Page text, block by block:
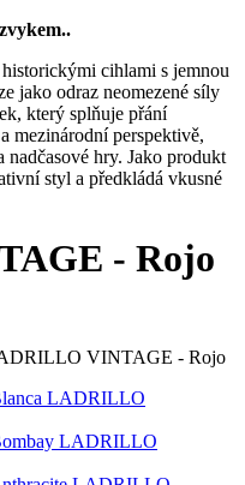
cihlami s jemnou
jako odraz neomezené síly
který splňuje přání
mezinárodní perspektivě,
nadčasové hry. Jako produkt
styl a předkládá vkusné
- Rojo
VINTAGE - Rojo
LADRILLO
LADRILLO